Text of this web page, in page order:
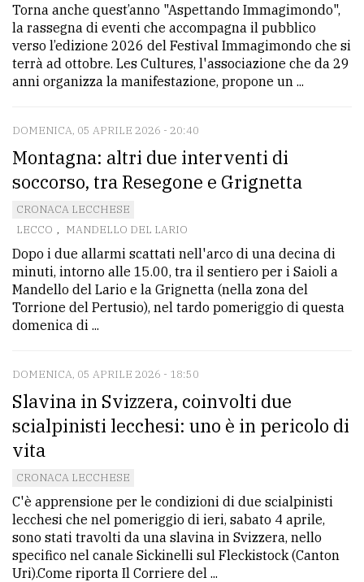
Torna anche quest’anno "Aspettando Immagimondo",
la rassegna di eventi che accompagna il pubblico
verso l’edizione 2026 del Festival Immagimondo che si
terrà ad ottobre. Les Cultures, l'associazione che da 29
anni organizza la manifestazione, propone un ...
DOMENICA, 05 APRILE 2026 - 20:40
Montagna: altri due interventi di
soccorso, tra Resegone e Grignetta
CRONACA LECCHESE
LECCO , MANDELLO DEL LARIO
Dopo i due allarmi scattati nell'arco di una decina di
minuti, intorno alle 15.00, tra il sentiero per i Saioli a
Mandello del Lario e la Grignetta (nella zona del
Torrione del Pertusio), nel tardo pomeriggio di questa
domenica di ...
DOMENICA, 05 APRILE 2026 - 18:50
Slavina in Svizzera, coinvolti due
scialpinisti lecchesi: uno è in pericolo di
vita
CRONACA LECCHESE
C'è apprensione per le condizioni di due scialpinisti
lecchesi che nel pomeriggio di ieri, sabato 4 aprile,
sono stati travolti da una slavina in Svizzera, nello
specifico nel canale Sickinelli sul Fleckistock (Canton
Uri).Come riporta Il Corriere del ...